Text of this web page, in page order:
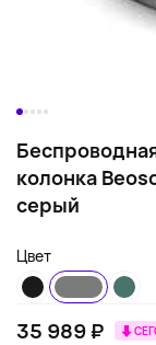
колонка
серый
Цвет
35 989 ₽